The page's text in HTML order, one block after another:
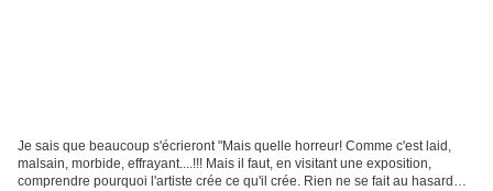
Je sais que beaucoup s'écrieront "Mais quelle horreur! Comme c'est laid,
malsain, morbide, effrayant....!!! Mais il faut, en visitant une exposition,
comprendre pourquoi l'artiste crée ce qu'il crée. Rien ne se fait au hasard